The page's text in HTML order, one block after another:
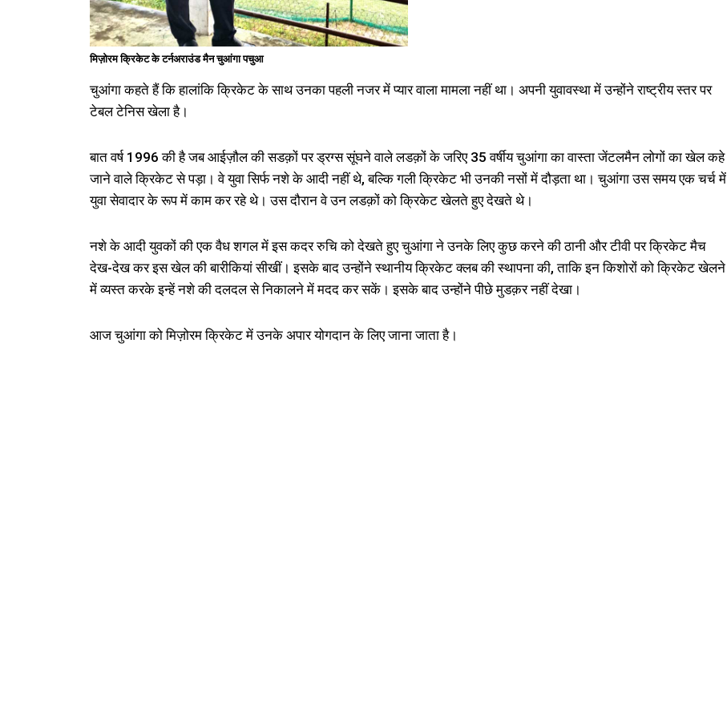
मिज़ोरम क्रिकेट के टर्नअराउंड मैन चुआंगा पचुआ
चुआंगा कहते हैं कि हालांकि क्रिकेट के साथ उनका पहली नजर में प्यार वाला मामला नहीं था। अपनी युवावस्था में उन्होंने राष्ट्रीय स्तर पर
टेबल टेनिस खेला है।
बात वर्ष 1996 की है जब आईज़ौल की सडक़ों पर ड्रग्स सूंघने वाले लडक़ों के जरिए 35 वर्षीय चुआंगा का वास्ता जेंटलमैन लोगों का खेल कहे
जाने वाले क्रिकेट से पड़ा। वे युवा सिर्फ नशे के आदी नहीं थे, बल्कि गली क्रिकेट भी उनकी नसों में दौड़ता था। चुआंगा उस समय एक चर्च में
युवा सेवादार के रूप में काम कर रहे थे। उस दौरान वे उन लडक़ों को क्रिकेट खेलते हुए देखते थे।
नशे के आदी युवकों की एक वैध शगल में इस कदर रुचि को देखते हुए चुआंगा ने उनके लिए कुछ करने की ठानी और टीवी पर क्रिकेट मैच
देख-देख कर इस खेल की बारीकियां सीखीं। इसके बाद उन्होंने स्थानीय क्रिकेट क्लब की स्थापना की, ताकि इन किशोरों को क्रिकेट खेलने
में व्यस्त करके इन्हें नशे की दलदल से निकालने में मदद कर सकें। इसके बाद उन्होंने पीछे मुडक़र नहीं देखा।
आज चुआंगा को मिज़ोरम क्रिकेट में उनके अपार योगदान के लिए जाना जाता है।